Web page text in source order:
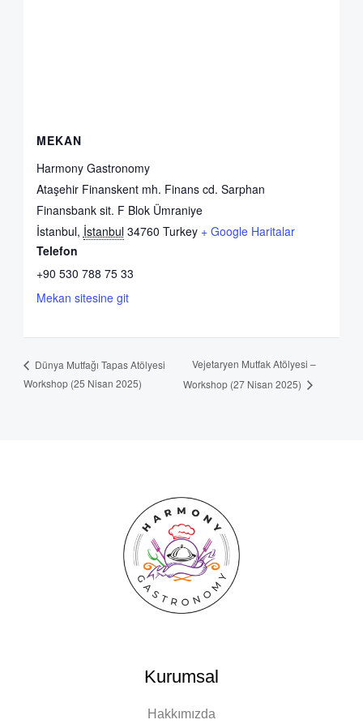
MEKAN
Harmony Gastronomy
Ataşehir Finanskent mh. Finans cd. Sarphan
Finansbank sit. F Blok Ümraniye
İstanbul, İstanbul 34760 Turkey + Google Haritalar
Telefon
+90 530 788 75 33
Mekan sitesine git
Dünya Mutfağı Tapas Atölyesi
Workshop (25 Nisan 2025)
Vejetaryen Mutfak Atölyesi –
Workshop (27 Nisan 2025)
Kurumsal
Hakkımızda